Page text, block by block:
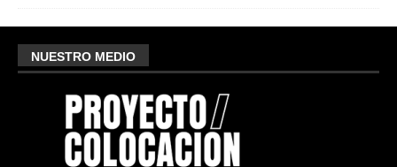
NUESTRO MEDIO